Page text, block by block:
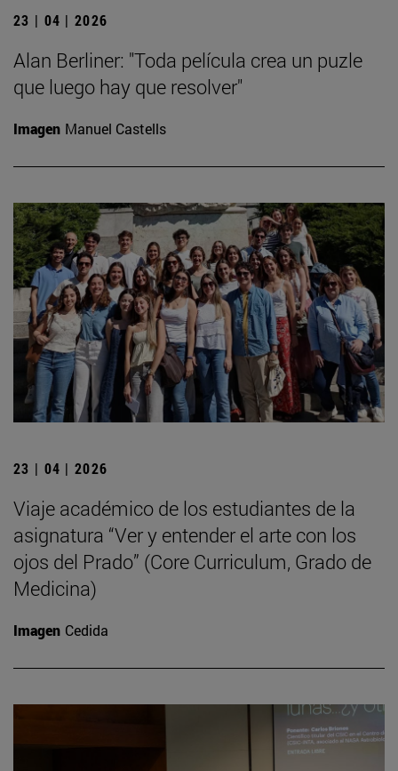
23 | 04 | 2026
Alan Berliner: "Toda película crea un puzle
que luego hay que resolver"
Imagen Manuel Castells
23 | 04 | 2026
Viaje académico de los estudiantes de la
asignatura “Ver y entender el arte con los
ojos del Prado” (Core Curriculum, Grado de
Medicina)
Imagen Cedida